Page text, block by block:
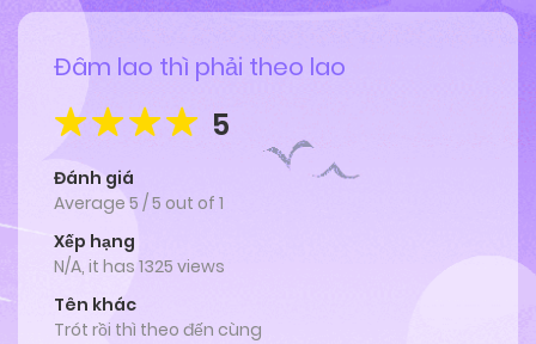
Đâm lao thì phải theo lao
5
Đánh giá
Average 5 /5 out of 1
Xếp hạng
N/A, it has 1325 views
Tên khác
Trót rồi thì theo đến cùng